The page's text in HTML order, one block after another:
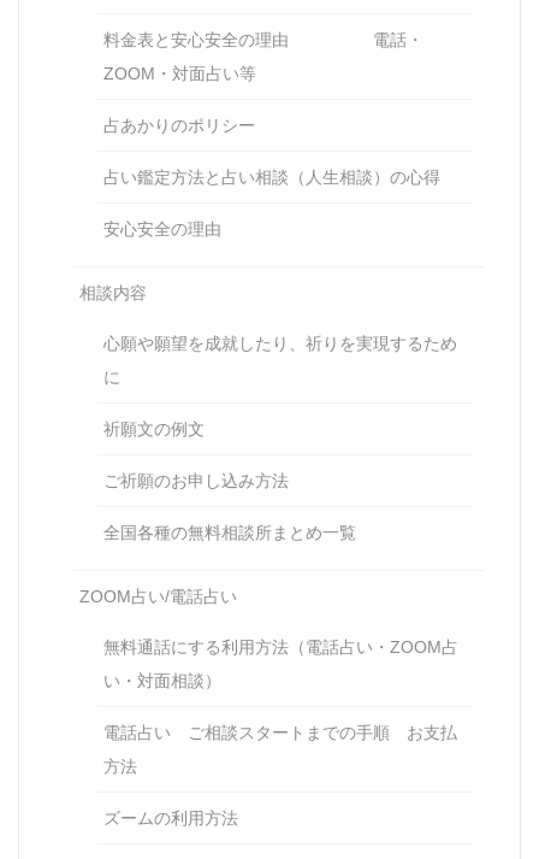
料金表と安心安全の理由 電話・
ZOOM・対面占い等
占あかりのポリシー
占い鑑定方法と占い相談（人生相談）の心得
安心安全の理由
相談内容
心願や願望を成就したり、祈りを実現するため
に
祈願文の例文
ご祈願のお申し込み方法
全国各種の無料相談所まとめ一覧
ZOOM占い/電話占い
無料通話にする利用方法（電話占い・ZOOM占
い・対面相談）
電話占い ご相談スタートまでの手順 お支払
方法
ズームの利用方法